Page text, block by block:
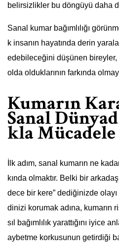
belirsizlikler bu döngüyü daha
Sanal kumar bağımlılığı
k insanın hayatında derin
edebileceğini düşünen bireyler,
olda olduklarının farkında
Kumarın
Sanal
kla
İlk adım, sanal kumarın ne
kında olmaktır. Belki bir
dece bir kere” dediğinizde
dinizi korumak adına, kumarın
sıl bağımlılık yarattığını iyice
aybetme korkusunun getirdiği